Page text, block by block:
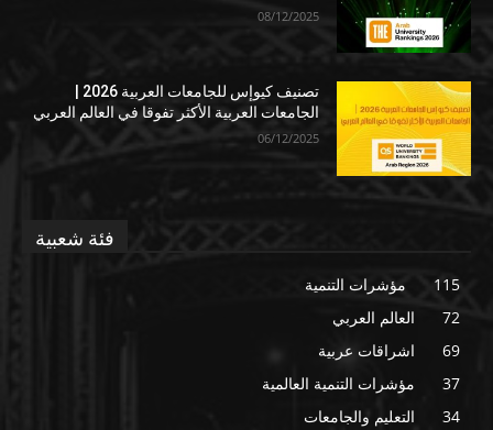
08/12/2025
الجامعات العربية الأكثر تفوقا في العالم العربي
06/12/2025
فئة شعبية
مؤشرات التنمية
115
العالم العربي
72
اشراقات عربية
69
مؤشرات التنمية العالمية
37
التعليم والجامعات
34